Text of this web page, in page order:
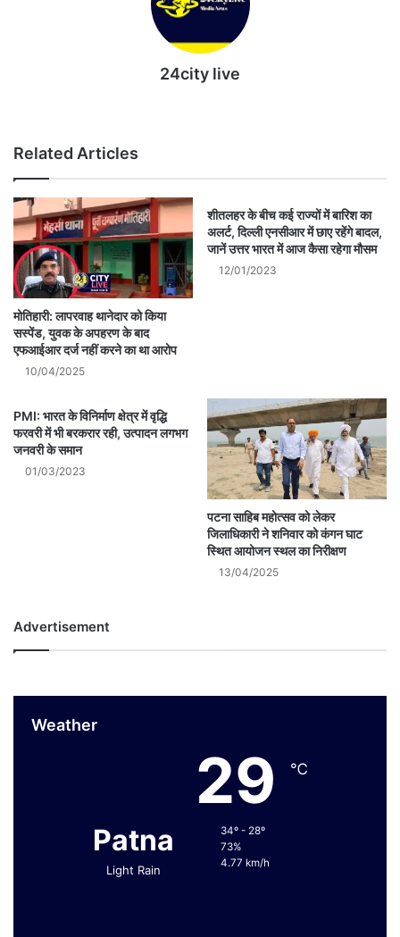
24city live
Related Articles
मोतिहारी: लापरवाह थानेदार को किया
सस्पेंड, युवक के अपहरण के बाद
एफआईआर दर्ज नहीं करने का था आरोप
10/04/2025
शीतलहर के बीच कई राज्यों में बारिश का
अलर्ट, दिल्ली एनसीआर में छाए रहेंगे बादल,
जानें उत्तर भारत में आज कैसा रहेगा मौसम
12/01/2023
PMI: भारत के विनिर्माण क्षेत्र में वृद्धि
फरवरी में भी बरकरार रही, उत्पादन लगभग
जनवरी के समान
01/03/2023
पटना साहिब महोत्सव को लेकर
जिलाधिकारी ने शनिवार को कंगन घाट
स्थित आयोजन स्थल का निरीक्षण
13/04/2025
Advertisement
Weather
Patna
Light Rain
29 ℃
34º - 28º
73%
4.77 km/h